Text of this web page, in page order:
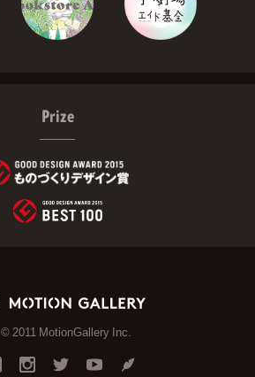
Prize
© 2011 MotionGallery Inc.